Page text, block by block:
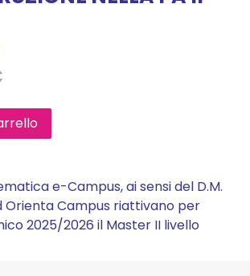
e-Campus, ai sensi del D.M.
Orienta Campus riattivano per
2025/2026 il Master II livello